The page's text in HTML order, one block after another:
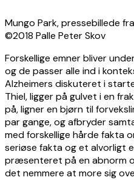
Mungo Park, pressebillede
©2018 Palle Peter Skov
Forskellige emner bliver
og de passer alle ind i
Alzheimers diskuteret i
Thiel, ligger på gulvet i en
på, ligner en bjørn til
par gange, og afbryder
med forskellige hårde fakta
seriøse fakta og et alvorligt
præsenteret på en abnorm
det nemmere at more sig